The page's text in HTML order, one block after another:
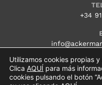
+34
Lunes – Jueves: 9.00
a
Utilizamos cookies propias
Clica AQUÍ para más
cookies pulsando el botón